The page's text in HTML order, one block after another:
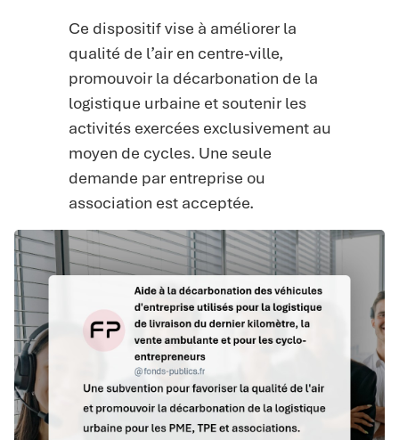
Ce dispositif vise à améliorer la
qualité de l’air en centre-ville,
promouvoir la décarbonation de la
logistique urbaine et soutenir les
activités exercées exclusivement au
moyen de cycles. Une seule
demande par entreprise ou
association est acceptée.